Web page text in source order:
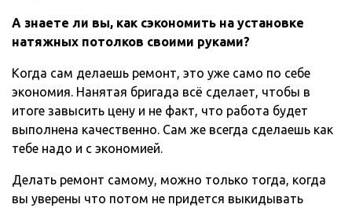
А знаете ли вы, как сэкономить на установке
натяжных потолков своими руками?
Когда сам делаешь ремонт, это уже само по себе
экономия. Нанятая бригада всё сделает, чтобы в
итоге завысить цену и не факт, что работа будет
выполнена качественно. Сам же всегда сделаешь как
тебе надо и с экономией.
Делать ремонт самому, можно только тогда, когда
вы уверены что потом не придется выкидывать